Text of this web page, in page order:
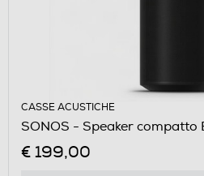
CASSE ACUSTICHE
SONOS - Speaker compatto
€ 199,00